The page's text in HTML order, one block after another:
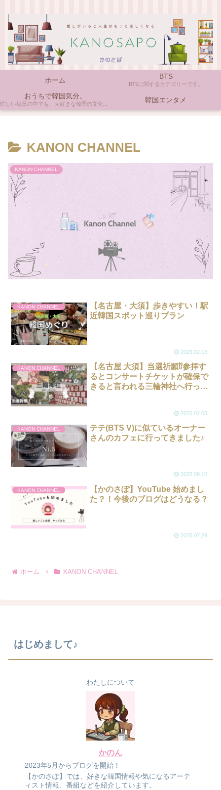
ホーム BTS
BTSに関するカテゴリーです。
おうちで韓国気分。
忙しい毎日の中でも、大好きな韓国の文化やアイテムに触れると心がほっとしますよね。ここでは、自宅で手軽に楽しめる韓国の美味しいもの、お気に入りのコスメ、そして推し活の楽しみ方など、「おうちにいながら韓国気分」に触れられるヒントを私らしくお届けします。 韓国エンタメ
KANON CHANNEL
KANON CHANNEL
KANON CHANNEL
【名古屋・大須】歩きやすい！駅
近韓国スポット巡りプラン
2026.02.18
KANON CHANNEL
【名古屋 大須】当選祈願⁉︎参拝す
るとコンサートチケットが確保で
きると言われる三輪神社へ行って
2026.02.05
KANON CHANNEL
テテ(BTS V)に似ているオーナー
さんのカフェに行ってきました♪
2025.09.10
KANON CHANNEL
【かのさぽ】YouTube 始めまし
た？！今後のブログはどうなる？
2025.07.29
ホーム KANON CHANNEL
はじめまして♪
わたしについて
かのん
2023年5月からブログを開始！
【かのさぽ】では、好きな韓国情報や気になるアーテ
ィスト情報、番組などを紹介しています。